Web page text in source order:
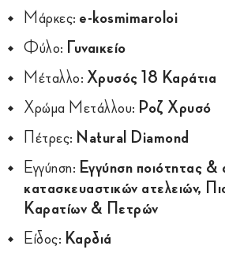
Μάρκες: e-kosmimaroloi
Φύλο:
Γυναικείο
Μέταλλο: Χρυσός 18 Καράτια
Χρώμα Μετάλλου: Ροζ Χρυσό
Πέτρες: Natural Diamond
Εγγύηση: Εγγύηση ποιότητας &
κατασκευαστικών ατελειών,
Καρατίων & Πετρών
Είδος: Καρδιά